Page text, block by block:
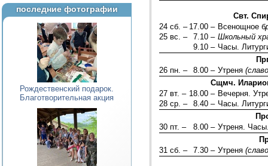
последние фотографии
Рождественский подарок.
Благотворительная акция
Свт.
24 сб. – 17.00 – Всенощное
25 вс. –
7.10 – Школьный
9.10 – Часы.
26 пн. –
8.00 – Утреня
Сщмч.
27 вт. – 18.00 – Вечерня.
28 ср. –
8.40 – Часы.
30 пт. –
8.00 – Утреня.
31 сб. –
7.30 – Утреня